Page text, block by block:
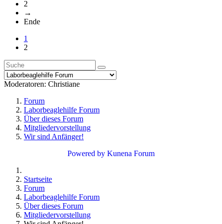
2
→
Ende
1
2
Moderatoren: Christiane
Forum
Laborbeaglehilfe Forum
Über dieses Forum
Mitgliedervorstellung
Wir sind Anfänger!
Powered by Kunena Forum
Startseite
Forum
Laborbeaglehilfe Forum
Über dieses Forum
Mitgliedervorstellung